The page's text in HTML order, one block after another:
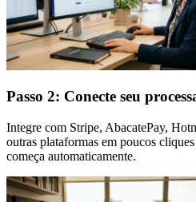
Passo 2: Conecte seu
Integre com Stripe, AbacatePay,
outras plataformas em poucos
começa automaticamente.